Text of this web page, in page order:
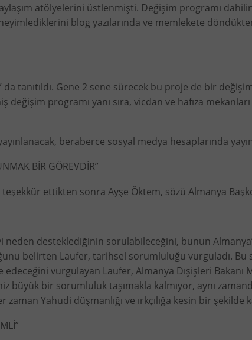
atölyelerini üstlenmişti. Değişim programı
blog yazılarında ve memlekete
tanıtıldı. Gene 2 sene sürecek bu proje de bir
değişim programı yanı sıra, vicdan ve hafıza
beraberce sosyal medya hesaplarında
BİR GÖREVDİR”
ettikten sonra Ayşe Öktem, sözü Almanya
neden desteklediğinin sorulabileceğini, bunun
belirten Laufer, tarihsel sorumluluğu vurguladı.
vurgulayan Laufer, Almanya Dışişleri Bakanı
bir sorumluluk taşımakla kalmıyor, aynı
Yahudi düşmanlığı ve ırkçılığa kesin bir şekilde